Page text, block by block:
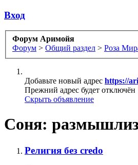
Вход
Форум Аримойя
Форум > Общий раздел > Роза
Добавьте новый адрес https://
Прежний адрес будет отключён
Скрыть объявление
Соня:
Религия без credo